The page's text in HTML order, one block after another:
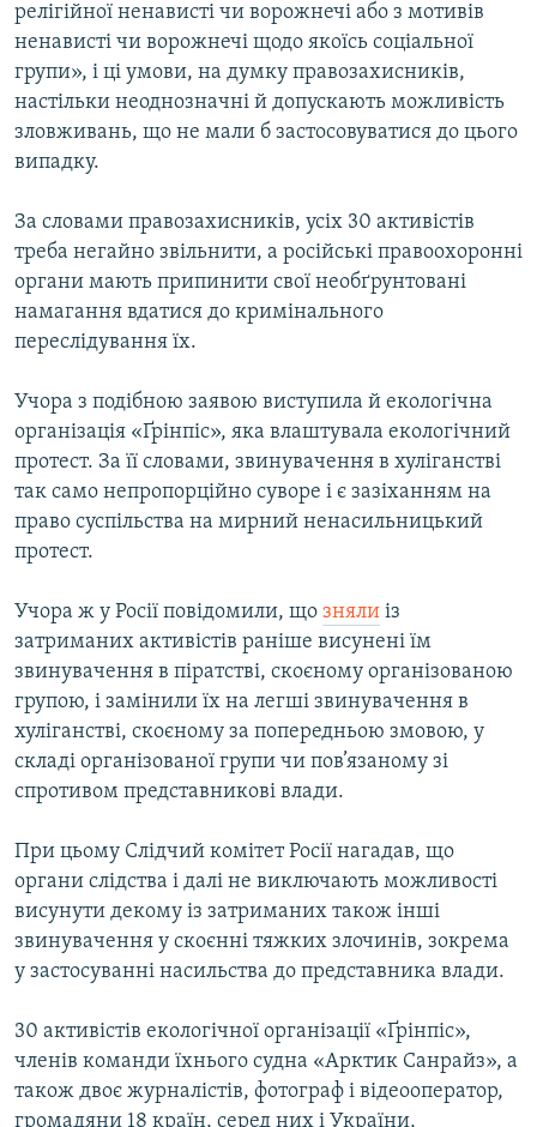
релігійної ненависті чи ворожнечі або з мотивів
ненависті чи ворожнечі щодо якоїсь соціальної
групи», і ці умови, на думку правозахисників,
настільки неоднозначні й допускають можливість
зловживань, що не мали б застосовуватися до цього
випадку.
За словами правозахисників, усіх 30 активістів
треба негайно звільнити, а російські правоохоронні
органи мають припинити свої необґрунтовані
намагання вдатися до кримінального
переслідування їх.
Учора з подібною заявою виступила й екологічна
організація «Ґрінпіс», яка влаштувала екологічний
протест. За її словами, звинувачення в хуліганстві
так само непропорційно суворе і є зазіханням на
право суспільства на мирний ненасильницький
протест.
Учора ж у Росії повідомили, що зняли із
затриманих активістів раніше висунені їм
звинувачення в піратстві, скоєному організованою
групою, і замінили їх на легші звинувачення в
хуліганстві, скоєному за попередньою змовою, у
складі організованої групи чи пов’язаному зі
спротивом представникові влади.
При цьому Слідчий комітет Росії нагадав, що
органи слідства і далі не виключають можливості
висунути декому із затриманих також інші
звинувачення у скоєнні тяжких злочинів, зокрема
у застосуванні насильства до представника влади.
30 активістів екологічної організації «Ґрінпіс»,
членів команди їхнього судна «Арктик Санрайз», а
також двоє журналістів, фотограф і відеооператор,
громадяни 18 країн, серед них і України,